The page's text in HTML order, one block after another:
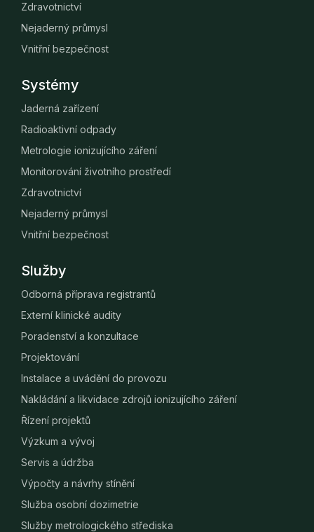
Zdravotnictví
Nejaderný průmysl
Vnitřní bezpečnost
Systémy
Jaderná zařízení
Radioaktivní odpady
Metrologie ionizujícího záření
Monitorování životního prostředí
Zdravotnictví
Nejaderný průmysl
Vnitřní bezpečnost
Služby
Odborná příprava registrantů
Externí klinické audity
Poradenství a konzultace
Projektování
Instalace a uvádění do provozu
Nakládání a likvidace zdrojů ionizujícího záření
Řízení projektů
Výzkum a vývoj
Servis a údržba
Výpočty a návrhy stínění
Služba osobní dozimetrie
Služby metrologického střediska